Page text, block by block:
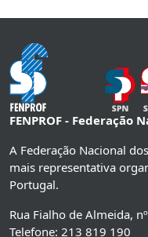
FENPROF - Federação
A Federação Nacional
mais representativa
Portugal.
Rua Fialho de Almeida,
Telefone: 213 819 190